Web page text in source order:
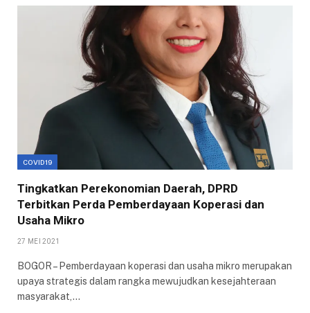
COVID19
Tingkatkan Perekonomian Daerah, DPRD
Terbitkan Perda Pemberdayaan Koperasi dan
Usaha Mikro
27 MEI 2021
BOGOR – Pemberdayaan koperasi dan usaha mikro merupakan
upaya strategis dalam rangka mewujudkan kesejahteraan
masyarakat,…